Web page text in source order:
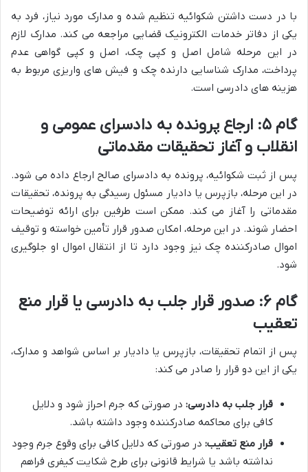
با در دست داشتن شکوائیه تنظیم شده و مدارک مورد نیاز، فرد به
یکی از دفاتر خدمات الکترونیک قضایی مراجعه می کند. مدارک لازم
در این مرحله شامل اصل و کپی چک، اصل و کپی گواهی عدم
پرداخت، مدارک شناسایی دارنده چک و فیش های واریزی مربوط به
هزینه های دادرسی است.
گام ۵: ارجاع پرونده به دادسرای عمومی و
انقلاب و آغاز تحقیقات مقدماتی
پس از ثبت شکوائیه، پرونده به دادسرای صالح ارجاع داده می شود.
در این مرحله، بازپرس یا دادیار مسئول رسیدگی به پرونده، تحقیقات
مقدماتی را آغاز می کند. ممکن است طرفین برای ارائه توضیحات
احضار شوند. در این مرحله، امکان صدور قرار تأمین خواسته و توقیف
اموال صادرکننده چک نیز وجود دارد تا از انتقال اموال او جلوگیری
شود.
گام ۶: صدور قرار جلب به دادرسی یا قرار منع
تعقیب
پس از اتمام تحقیقات، بازپرس یا دادیار بر اساس شواهد و مدارک،
یکی از این دو قرار را صادر می کند:
قرار جلب به دادرسی: در صورتی که جرم احراز شود و دلایل
کافی برای محاکمه صادرکننده وجود داشته باشد.
قرار منع تعقیب: در صورتی که دلایل کافی برای وقوع جرم وجود
نداشته باشد یا شرایط قانونی برای طرح شکایت کیفری فراهم